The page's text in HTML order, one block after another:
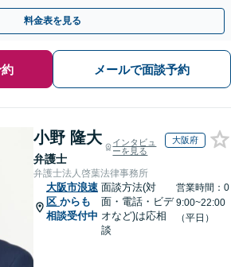
評価⭐️】
料金表を見る
メールで面談予約
小野 隆大
弁護士
インタビュ
ーを見る
大阪府
弁護士法人啓葉法律事務所
大阪市浪速
区 からも
相談受付中
面談方法(対
面・電話・ビデ
オなど)は応相
談
営業時間：0
9:00~22:00
（平日）